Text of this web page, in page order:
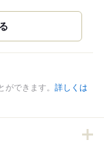
できます。 詳しくは